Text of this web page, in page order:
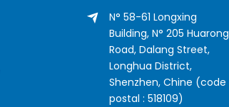
N° 58-61 Longxing
Building, N° 205 Huarong
Road, Dalang Street,
Longhua District,
Shenzhen, Chine (code
postal : 518109)